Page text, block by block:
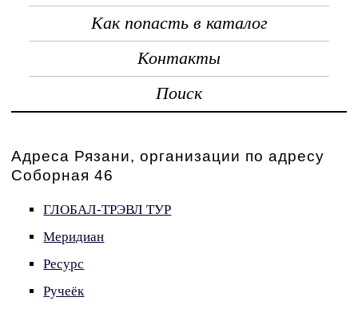
Как попасть в каталог
Контакты
Поиск
Адреса Рязани, организации по адресу
Соборная 46
ГЛОБАЛ-ТРЭВЛ ТУР
Меридиан
Ресурс
Ручеёк